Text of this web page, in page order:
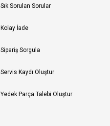
Sık Sorulan Sorular
Kolay İade
Sipariş Sorgula
Servis Kaydı Oluştur
Yedek Parça Talebi Oluştur